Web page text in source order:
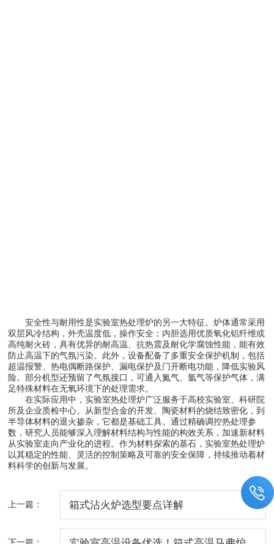
安全性与耐用性是实验室热处理炉的另一大特征。炉体通常采用
双层风冷结构，外壳温度低，操作安全；内胆选用优质氧化铝纤维或
高纯耐火砖，具有优异的耐高温、抗热震及耐化学腐蚀性能，能有效
防止高温下的气氛污染。此外，设备配备了多重安全保护机制，包括
超温报警、热电偶断路保护、漏电保护及门开断电功能，降低实验风
险。部分机型还预留了气氛接口，可通入氮气、氩气等保护气体，满
足特殊材料在无氧环境下的处理需求。
在实际应用中，实验室热处理炉广泛服务于高校实验室、科研院
所及企业质检中心。从新型合金的开发、陶瓷材料的烧结致密化，到
半导体材料的退火掺杂，它都是基础工具。通过精确调控热处理参
数，研究人员能够深入理解材料结构与性能的构效关系，加速新材料
从实验室走向产业化的进程。作为材料探索的基石，实验室热处理炉
以其稳定的性能、灵活的控制策略及可靠的安全保障，持续推动着材
料科学的创新与发展。
上一篇： 箱式沾火炉选型要点详解